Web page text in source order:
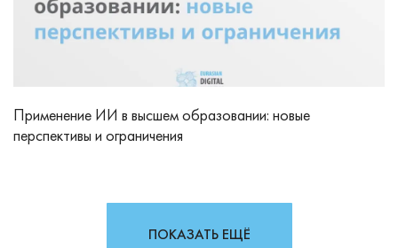
Применение ИИ в высшем образовании: новые
перспективы и ограничения
ПОКАЗАТЬ ЕЩЁ